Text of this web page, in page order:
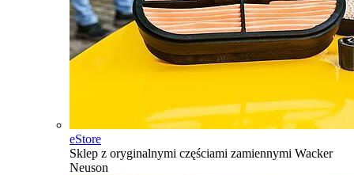
eStore
Sklep z oryginalnymi częściami zamiennymi Wacker
Neuson